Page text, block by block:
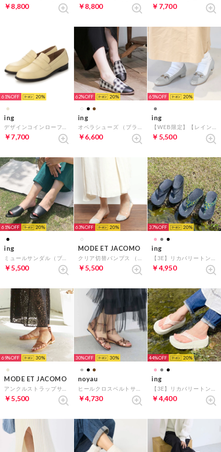
￥8,800 ￥8,800 ￥7,700
61% 20
ing
￥7,700
62% 20
ing
￥6,600
65% 20
ing
￥5,500
61% 20
ing
￥5,500
63% 20
MODE ET JACOMO
￥5,500
37% 20
ing
￥4,950
69% 30
MODE ET JACOMO
￥5,500
30% 30
noyau
￥4,730
44% 20
ing
￥4,400